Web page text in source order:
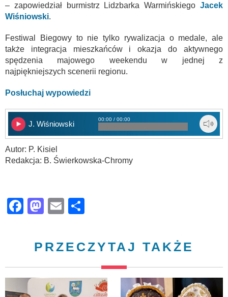
– zapowiedział burmistrz Lidzbarka Warmińskiego Jacek
Wiśniowski.
Festiwal Biegowy to nie tylko rywalizacja o medale, ale
także integracja mieszkańców i okazja do aktywnego
spędzenia majowego weekendu w jednej z
najpiękniejszych scenerii regionu.
Posłuchaj wypowiedzi
J. Wiśniowski
00:00 / 00:00
Autor: P. Kisiel
Redakcja: B. Świerkowska-Chromy
Facebook
Mastodon
Email
PRZECZYTAJ TAKŻE